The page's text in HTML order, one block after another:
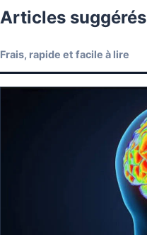
Articles suggérés
Frais, rapide et facile à lire